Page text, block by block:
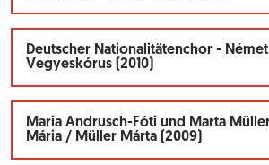
Deutscher Nationalitätenchor -
Vegyeskórus (2010)
Maria Andrusch-Fóti und Marta
Mária / Müller Márta (2009)